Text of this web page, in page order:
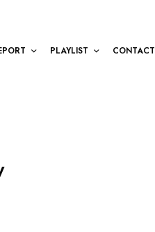
PLAYLIST CONTACT